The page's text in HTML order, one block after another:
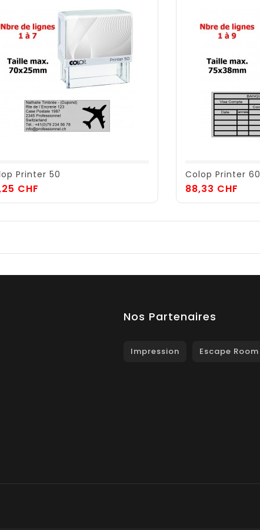
Printer 50
CHF
Colop Printer 60
88,33 CHF
Nos Partenaires
Impression Escape Room